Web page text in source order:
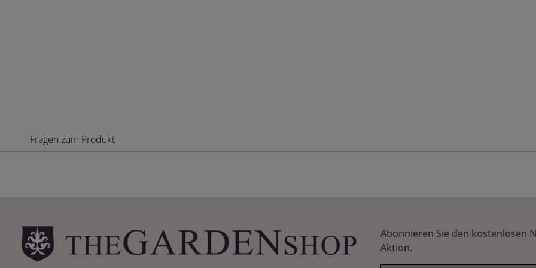
Fragen zum Produkt
Abonnieren Sie den kostenlosen
Aktion.